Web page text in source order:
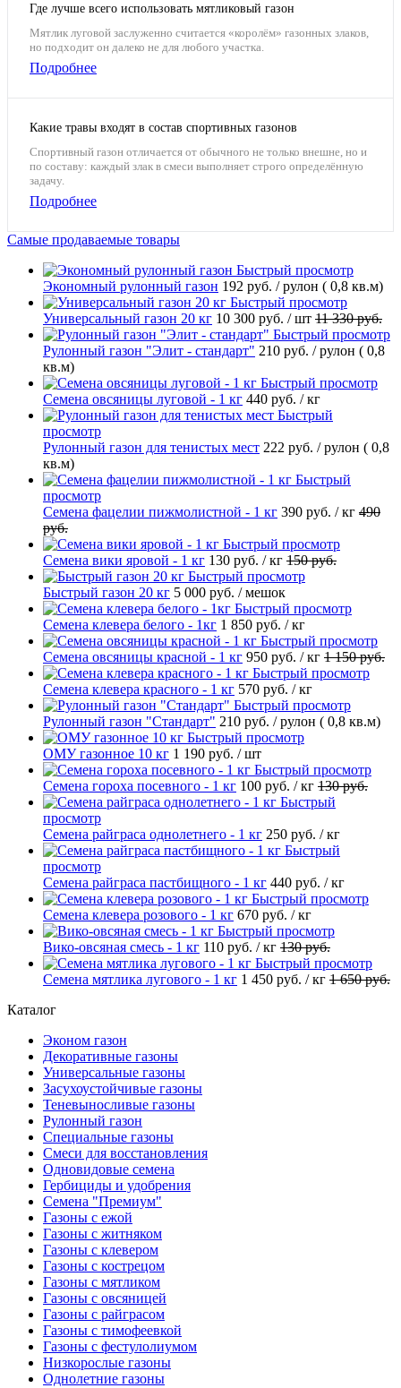
Где лучше всего использовать мятликовый газон
Мятлик луговой заслуженно считается «королём» газонных злаков,
но подходит он далеко не для любого участка.
Подробнее
Какие травы входят в состав спортивных газонов
Спортивный газон отличается от обычного не только внешне, но и
по составу: каждый злак в смеси выполняет строго определённую
задачу.
Подробнее
Самые продаваемые товары
Быстрый просмотр
Экономный рулонный газон 192 руб. / рулон ( 0,8 кв.м)
Быстрый просмотр
Универсальный газон 20 кг 10 300 руб. / шт 11 330 руб.
Быстрый просмотр
Рулонный газон "Элит - стандарт" 210 руб. / рулон ( 0,8
кв.м)
Быстрый просмотр
Семена овсяницы луговой - 1 кг 440 руб. / кг
Быстрый
просмотр
Рулонный газон для тенистых мест 222 руб. / рулон ( 0,8
кв.м)
Быстрый
просмотр
Семена фацелии пижмолистной - 1 кг 390 руб. / кг 490
руб.
Быстрый просмотр
Семена вики яровой - 1 кг 130 руб. / кг 150 руб.
Быстрый просмотр
Быстрый газон 20 кг 5 000 руб. / мешок
Быстрый просмотр
Семена клевера белого - 1кг 1 850 руб. / кг
Быстрый просмотр
Семена овсяницы красной - 1 кг 950 руб. / кг 1 150 руб.
Быстрый просмотр
Семена клевера красного - 1 кг 570 руб. / кг
Быстрый просмотр
Рулонный газон "Стандарт" 210 руб. / рулон ( 0,8 кв.м)
Быстрый просмотр
ОМУ газонное 10 кг 1 190 руб. / шт
Быстрый просмотр
Семена гороха посевного - 1 кг 100 руб. / кг 130 руб.
Быстрый
просмотр
Семена райграса однолетнего - 1 кг 250 руб. / кг
Быстрый
просмотр
Семена райграса пастбищного - 1 кг 440 руб. / кг
Быстрый просмотр
Семена клевера розового - 1 кг 670 руб. / кг
Быстрый просмотр
Вико-овсяная смесь - 1 кг 110 руб. / кг 130 руб.
Быстрый просмотр
Семена мятлика лугового - 1 кг 1 450 руб. / кг 1 650 руб.
Каталог
Эконом газон
Декоративные газоны
Универсальные газоны
Засухоустойчивые газоны
Теневыносливые газоны
Рулонный газон
Специальные газоны
Смеси для восстановления
Одновидовые семена
Гербициды и удобрения
Cемена "Премиум"
Газоны с ежой
Газоны с житняком
Газоны с клевером
Газоны с кострецом
Газоны с мятликом
Газоны с овсяницей
Газоны с райграсом
Газоны с тимофеевкой
Газоны с фестулолиумом
Низкорослые газоны
Однолетние газоны